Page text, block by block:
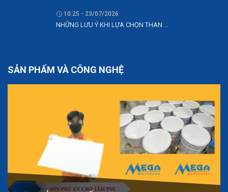
SƠN PHỦ UV CHO TẤM PVC
FANPAGE FACEBOOK